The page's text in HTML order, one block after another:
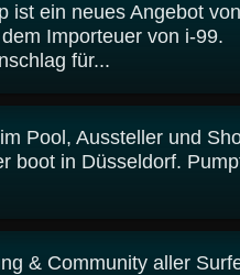
ist ein neues Angebot von
Importeuer von i-99.
für...
Pool, Aussteller und
boot in Düsseldorf.
& Community aller